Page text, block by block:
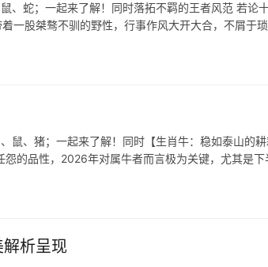
、蛇；一起来了解！同时落拓不羁的王者风范 若论
一股桀骜不驯的野性，行事作风大开大合，不屑于
鼠、猪；一起来了解！同时【生肖牛：稳如泰山的
怨的品性，2026年对属牛者而言极为关键，尤其是下
析呈现